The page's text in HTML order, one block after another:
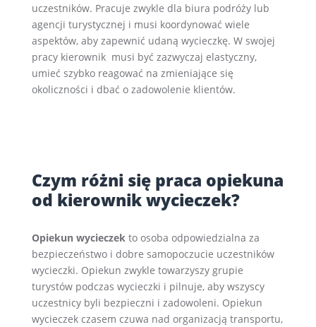
uczestników. Pracuje zwykle dla biura podróży lub
agencji turystycznej i musi koordynować wiele
aspektów, aby zapewnić udaną wycieczkę. W swojej
pracy kierownik musi być zazwyczaj elastyczny,
umieć szybko reagować na zmieniające się
okoliczności i dbać o zadowolenie klientów.
Czym różni się praca opiekuna
od kierownik wycieczek?
Opiekun wycieczekto osoba odpowiedzialna za
bezpieczeństwo i dobre samopoczucie uczestników
wycieczki. Opiekun zwykle towarzyszy grupie
turystów podczas wycieczki i pilnuje, aby wszyscy
uczestnicy byli bezpieczni i zadowoleni. Opiekun
wycieczek czasem czuwa nad organizacją transportu,